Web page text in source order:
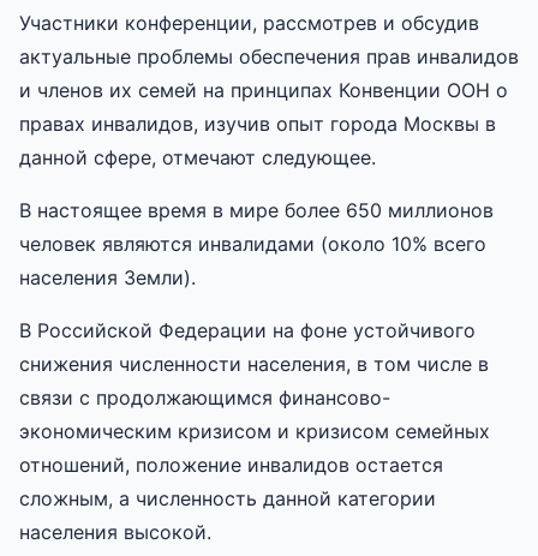
Участники конференции, рассмотрев и обсудив
актуальные проблемы обеспечения прав инвалидов
и членов их семей на принципах Конвенции ООН о
правах инвалидов, изучив опыт города Москвы в
данной сфере, отмечают следующее.
В настоящее время в мире более 650 миллионов
человек являются инвалидами (около 10% всего
населения Земли).
В Российской Федерации на фоне устойчивого
снижения численности населения, в том числе в
связи с продолжающимся финансово-
экономическим кризисом и кризисом семейных
отношений, положение инвалидов остается
сложным, а численность данной категории
населения высокой.